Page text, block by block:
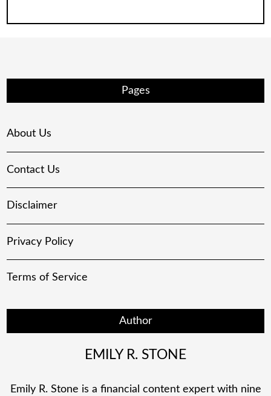
Pages
About Us
Contact Us
Disclaimer
Privacy Policy
Terms of Service
Author
EMILY R. STONE
Emily R. Stone is a financial content expert with nine